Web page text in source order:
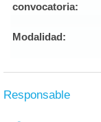
convocatoria:
Modalidad:
Responsable